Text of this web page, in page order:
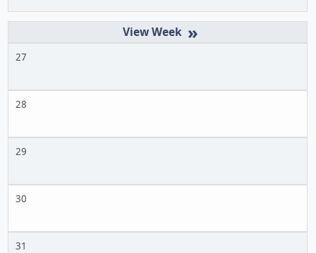
»
27
28
29
30
31